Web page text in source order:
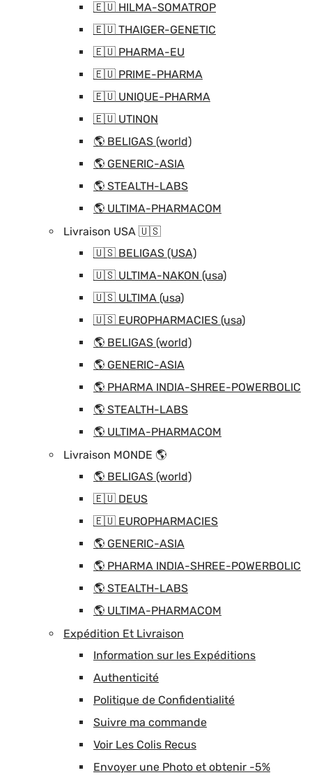
🇪🇺 HILMA-SOMATROP
🇪🇺 THAIGER-GENETIC
🇪🇺 PHARMA-EU
🇪🇺 PRIME-PHARMA
🇪🇺 UNIQUE-PHARMA
🇪🇺 UTINON
🌎 BELIGAS (world)
🌎 GENERIC-ASIA
🌎 STEALTH-LABS
🌎 ULTIMA-PHARMACOM
Livraison USA 🇺🇸
🇺🇸 BELIGAS (USA)
🇺🇸 ULTIMA-NAKON (usa)
🇺🇸 ULTIMA (usa)
🇺🇸 EUROPHARMACIES (usa)
🌎 BELIGAS (world)
🌎 GENERIC-ASIA
🌎 PHARMA INDIA-SHREE-POWERBOLIC
🌎 STEALTH-LABS
🌎 ULTIMA-PHARMACOM
Livraison MONDE 🌎
🌎 BELIGAS (world)
🇪🇺 DEUS
🇪🇺 EUROPHARMACIES
🌎 GENERIC-ASIA
🌎 PHARMA INDIA-SHREE-POWERBOLIC
🌎 STEALTH-LABS
🌎 ULTIMA-PHARMACOM
Expédition Et Livraison
Information sur les Expéditions
Authenticité
Politique de Confidentialité
Suivre ma commande
Voir Les Colis Recus
Envoyer une Photo et obtenir -5%